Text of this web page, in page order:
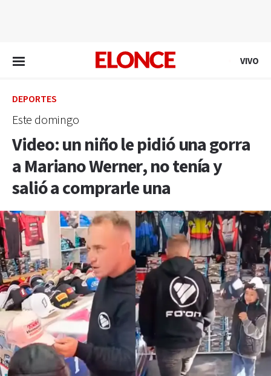
VIVO
DEPORTES
Este domingo
Video: un niño le pidió una gorra
a Mariano Werner, no tenía y
salió a comprarle una